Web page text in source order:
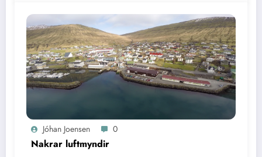
Jóhan Joensen 0
Nakrar luftmyndir